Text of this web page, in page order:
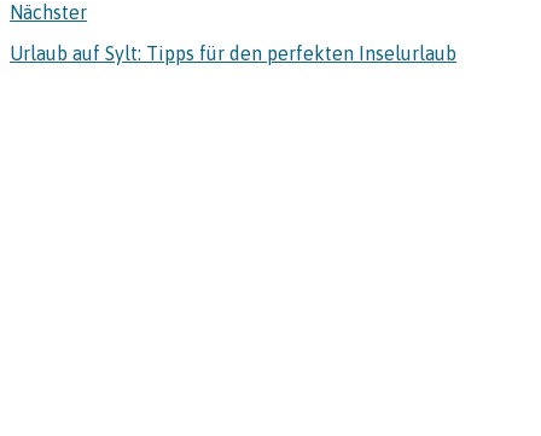
Nächster
Urlaub auf Sylt: Tipps für den perfekten Inselurlaub